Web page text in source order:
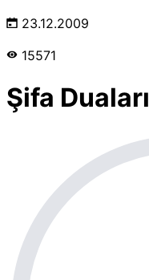
23.12.2009
15571
Şifa Duaları